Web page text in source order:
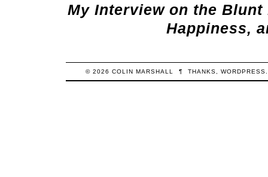
My Interview on the
Happiness,
© 2026COLIN MARSHALL ¶ THANKS,WORDPRESS.